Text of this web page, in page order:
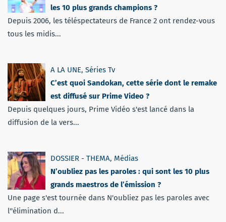
les 10 plus grands champions ?
Depuis 2006, les téléspectateurs de France 2 ont rendez-vous
tous les midis...
A LA UNE, Séries Tv
C’est quoi Sandokan, cette série dont le remake
est diffusé sur Prime Video ?
Depuis quelques jours, Prime Vidéo s'est lancé dans la
diffusion de la vers...
DOSSIER - THEMA, Médias
N’oubliez pas les paroles : qui sont les 10 plus
grands maestros de l’émission ?
Une page s'est tournée dans N'oubliez pas les paroles avec
l''élimination d...